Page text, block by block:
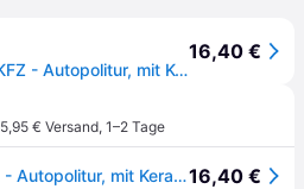
KFZ TURTLE 53352 - KFZ - Autopolitur, mit Keramikpolitur & -wachs, 500 ml
16,40 €
5,95 € Versand, 1–2 Tage
KFZ TURTLE 53352 - KFZ - Autopolitur, mit Keramikpolitur & -wachs, 500 ml16,40 €